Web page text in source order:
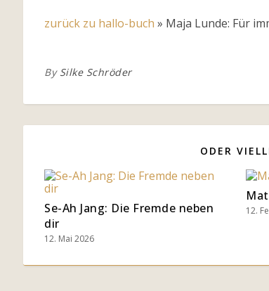
zurück zu hallo-buch » Maja Lunde: Für
By Silke Schröder
ODER
Se-Ah Jang: Die Fremde neben
dir
12. Mai 2026
12.